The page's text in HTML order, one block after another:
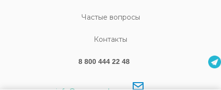
Частые вопросы
Контакты
8 800 444 22 48